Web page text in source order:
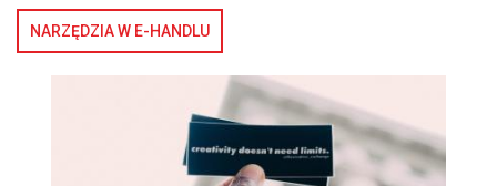
NARZĘDZIA W E-HANDLU